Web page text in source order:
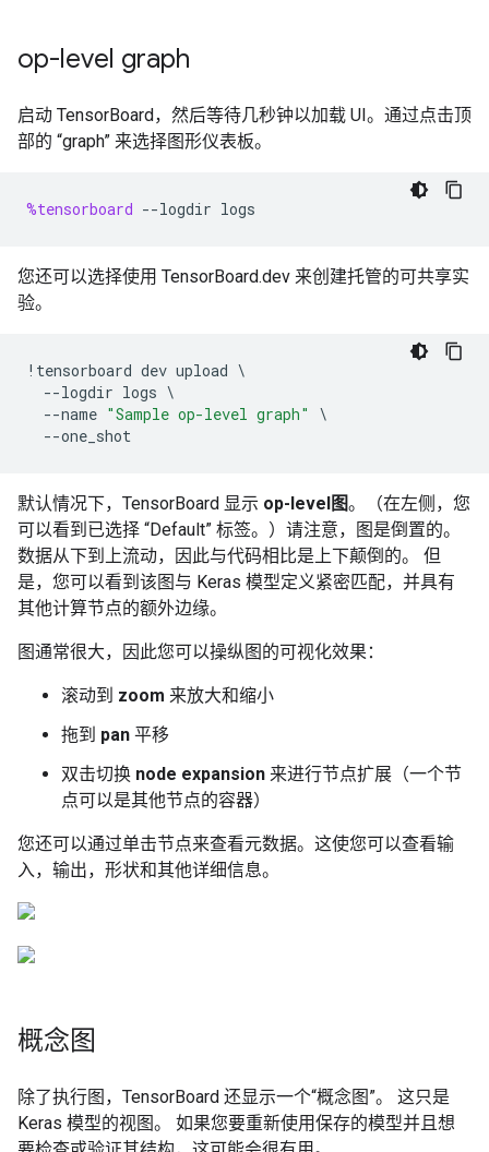
op-level graph
启动 TensorBoard，然后等待几秒钟以加载 UI。通过点击顶
部的 “graph” 来选择图形仪表板。
%tensorboard --logdir logs
您还可以选择使用 TensorBoard.dev 来创建托管的可共享实
验。
! tensorboard dev upload
--logdir logs
--name "Sample op-level graph"
--one_shot
默认情况下，TensorBoard 显示 op-level图。（在左侧，您
可以看到已选择 “Default” 标签。）请注意，图是倒置的。
数据从下到上流动，因此与代码相比是上下颠倒的。 但
是，您可以看到该图与 Keras 模型定义紧密匹配，并具有
其他计算节点的额外边缘。
图通常很大，因此您可以操纵图的可视化效果：
滚动到 zoom 来放大和缩小
拖到 pan 平移
双击切换 node expansion 来进行节点扩展（一个节
点可以是其他节点的容器）
您还可以通过单击节点来查看元数据。这使您可以查看输
入，输出，形状和其他详细信息。
概念图
除了执行图，TensorBoard 还显示一个“概念图”。 这只是
Keras 模型的视图。 如果您要重新使用保存的模型并且想